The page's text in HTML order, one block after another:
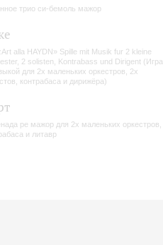
трио си-бемоль мажор
alla HAYDN» Spille mit Musik fur 2 kleine
2 solisten, Kontrabass und Dirigent (Игра
для 2х маленьких оркестров, 2х
контрабаса и дирижёра)
ре мажор для 2х маленьких оркестров,
и литавр